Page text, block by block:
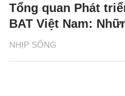
NHỊP SỐNG
Tổng quan Phát
BAT Việt Nam: